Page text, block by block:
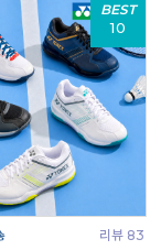
BEST
10
리뷰 83